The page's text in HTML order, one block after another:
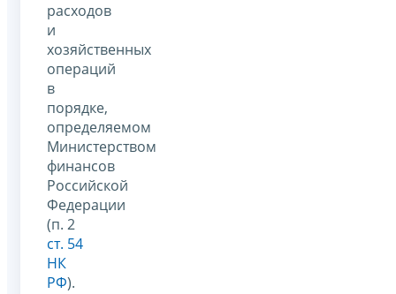
расходов
и
хозяйственных
операций
в
порядке,
определяемом
Министерством
финансов
Российской
Федерации
(п. 2
ст. 54
НК
РФ).